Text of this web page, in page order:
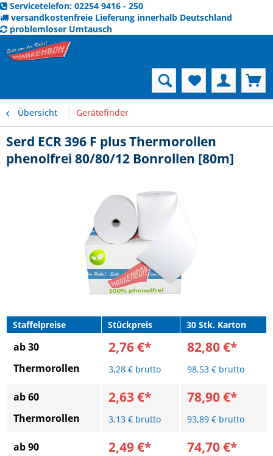
Servicetelefon: 02254 9416 - 250
versandkostenfreie Lieferung innerhalb Deutschland
problemloser Umtausch
Übersicht Gerätefinder
Serd ECR 396 F plus Thermorollen
phenolfrei 80/80/12 Bonrollen [80m]
Staffelpreise Stückpreis 30 Stk. Karton
ab 30
Thermorollen
2,76 €*
3,28 € brutto
82,80 €*
98,53 € brutto
ab 60
Thermorollen
2,63 €*
3,13 € brutto
78,90 €*
93,89 € brutto
ab 90
2,49 €* 74,70 €*